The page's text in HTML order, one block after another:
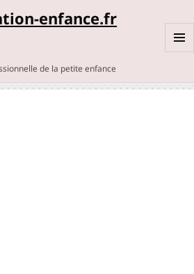
enfance.fr
de la petite enfance